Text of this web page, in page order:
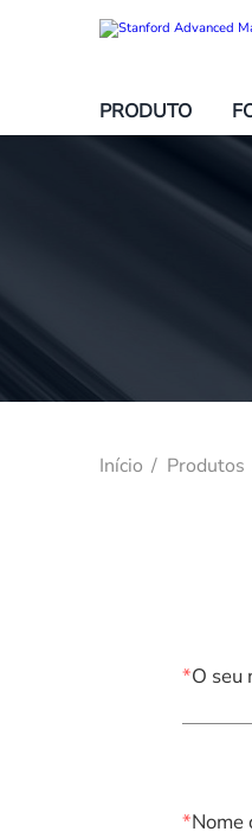
PRODUTO
Início Produtos
*O seu
*Nome